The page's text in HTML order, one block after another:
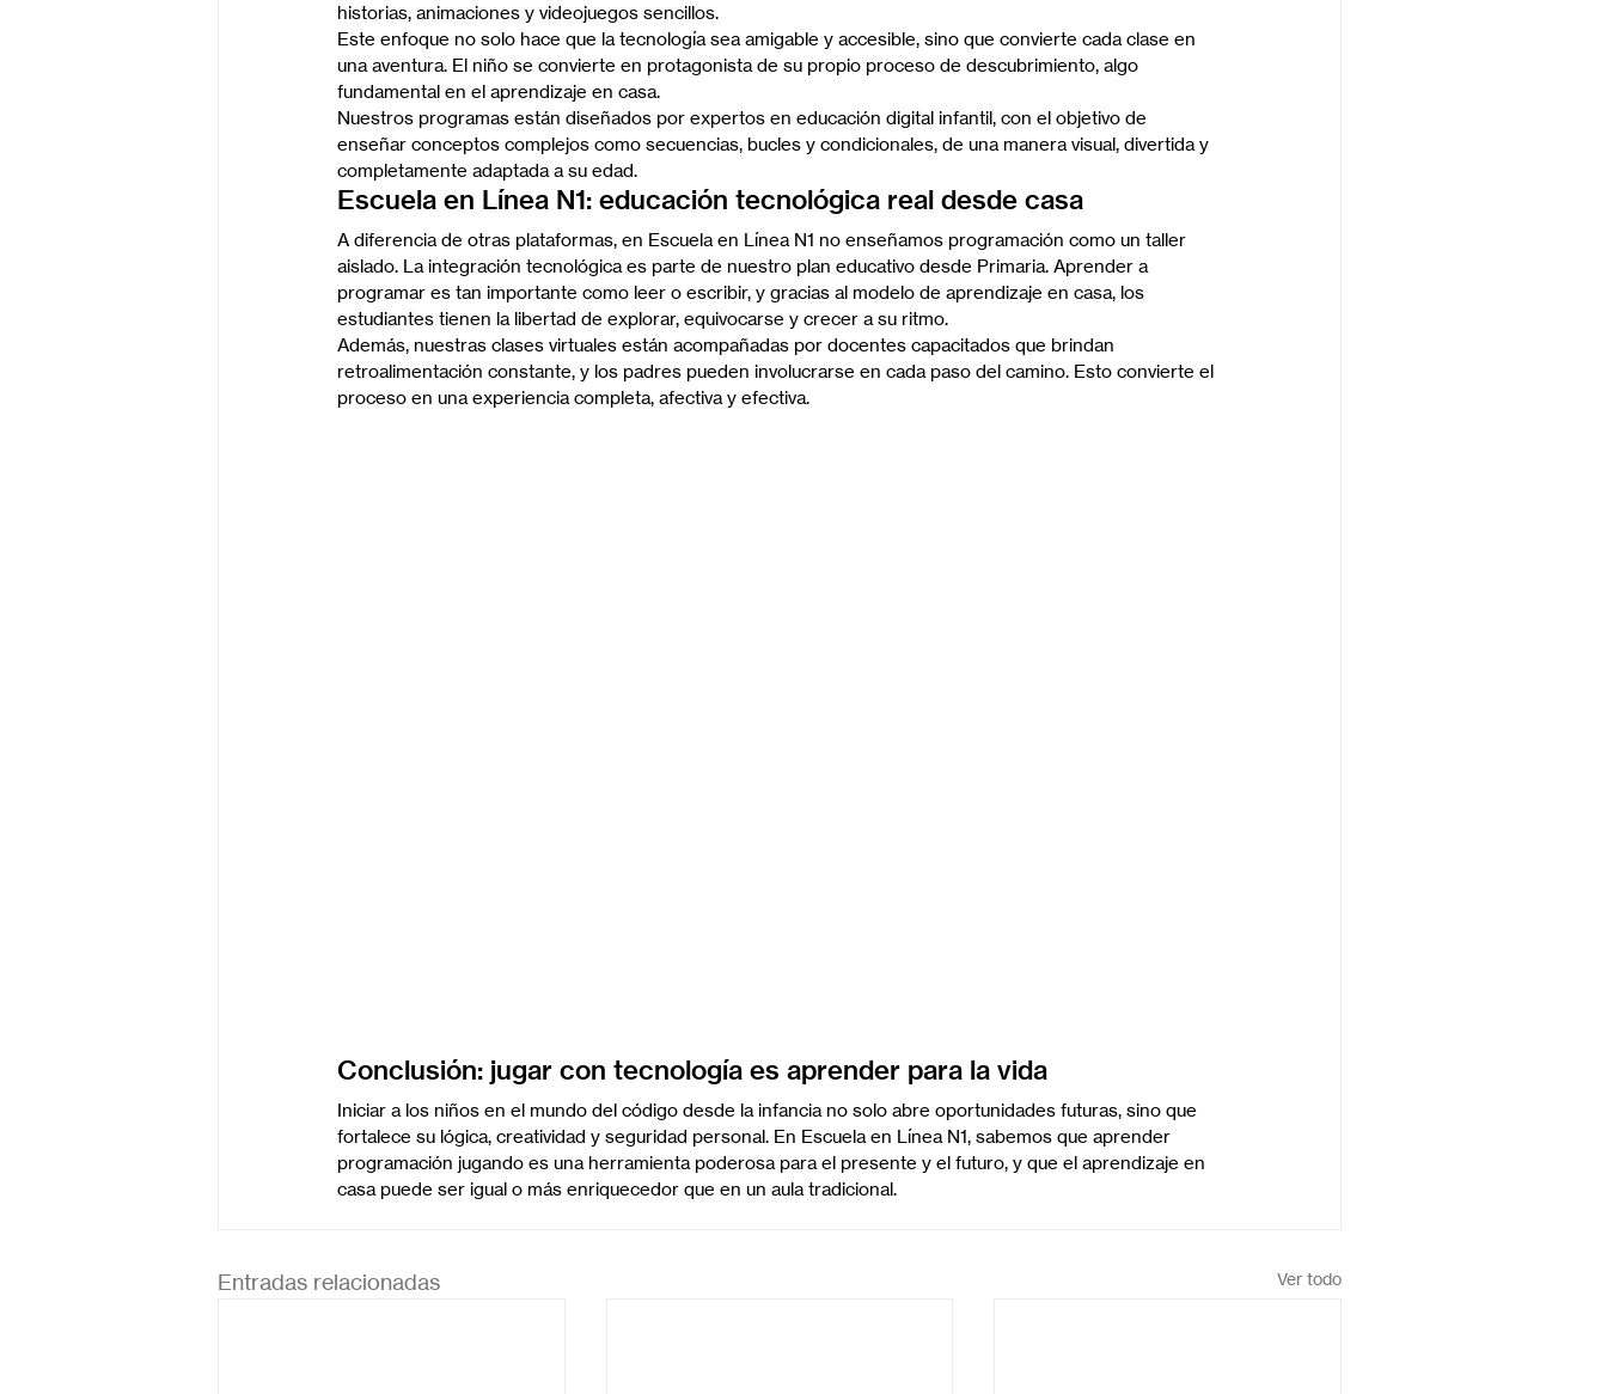
historias, animaciones y videojuegos sencillos.
Este enfoque no solo hace que la tecnología sea amigable y accesible, sino que convierte cada clase en
una aventura. El niño se convierte en protagonista de su propio proceso de descubrimiento, algo
fundamental en el aprendizaje en casa.
Nuestros programas están diseñados por expertos en educación digital infantil, con el objetivo de
enseñar conceptos complejos como secuencias, bucles y condicionales, de una manera visual, divertida y
completamente adaptada a su edad.
Escuela en Línea N1: educación tecnológica real desde casa
A diferencia de otras plataformas, en Escuela en Línea N1 no enseñamos programación como un taller
aislado. La integración tecnológica es parte de nuestro plan educativo desde Primaria. Aprender a
programar es tan importante como leer o escribir, y gracias al modelo de aprendizaje en casa, los
estudiantes tienen la libertad de explorar, equivocarse y crecer a su ritmo.
Además, nuestras clases virtuales están acompañadas por docentes capacitados que brindan
retroalimentación constante, y los padres pueden involucrarse en cada paso del camino. Esto convierte el
proceso en una experiencia completa, afectiva y efectiva.
Conclusión: jugar con tecnología es aprender para la vida
Iniciar a los niños en el mundo del código desde la infancia no solo abre oportunidades futuras, sino que
fortalece su lógica, creatividad y seguridad personal. En Escuela en Línea N1, sabemos que aprender
programación jugando es una herramienta poderosa para el presente y el futuro, y que el aprendizaje en
casa puede ser igual o más enriquecedor que en un aula tradicional.
Entradas relacionadas Ver todo